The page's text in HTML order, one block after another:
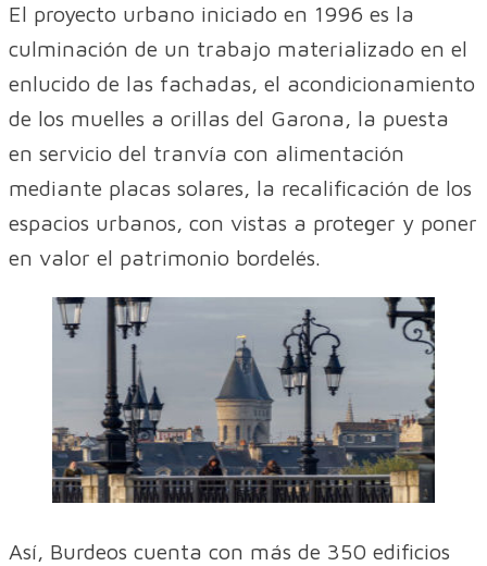
El proyecto urbano iniciado en 1996 es la
culminación de un trabajo materializado en el
enlucido de las fachadas, el acondicionamiento
de los muelles a orillas del Garona, la puesta
en servicio del tranvía con alimentación
mediante placas solares, la recalificación de los
espacios urbanos, con vistas a proteger y poner
en valor el patrimonio bordelés.
Así, Burdeos cuenta con más de 350 edificios